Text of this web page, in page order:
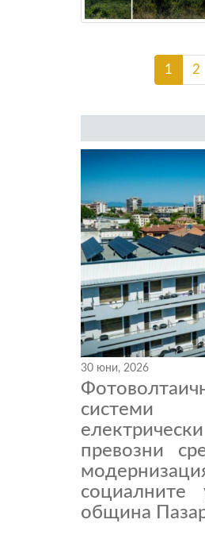
1 2
30 юни, 2026
електрически
превозни
социалните
община